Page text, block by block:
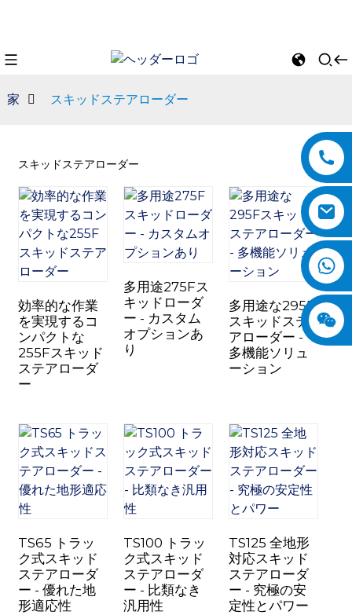
家 スキッドステアローダー
スキッドステアローダー
効率的な作業
を実現するコ
ンパクトな
255Fスキッド
ステアローダ
ー
多用途275Fス
キッドローダ
ー - カスタム
オプションあ
り
多用途な295F
スキッドステ
アローダー -
多機能ソリュ
ーション
TS65 トラッ
ク式スキッド
ステアローダ
ー - 優れた地
形適応性
TS100 トラッ
ク式スキッド
ステアローダ
ー - 比類なき
汎用性
TS125 全地形
対応スキッド
ステアローダ
ー - 究極の安
定性とパワー